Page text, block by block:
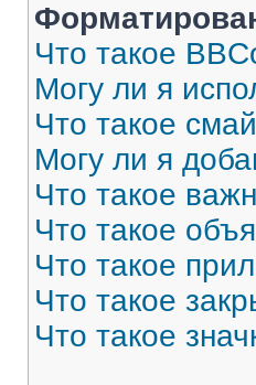
Что такое
Могу ли я
Что такое
Могу ли я
Что такое
Что такое
Что такое
Что такое
Что такое